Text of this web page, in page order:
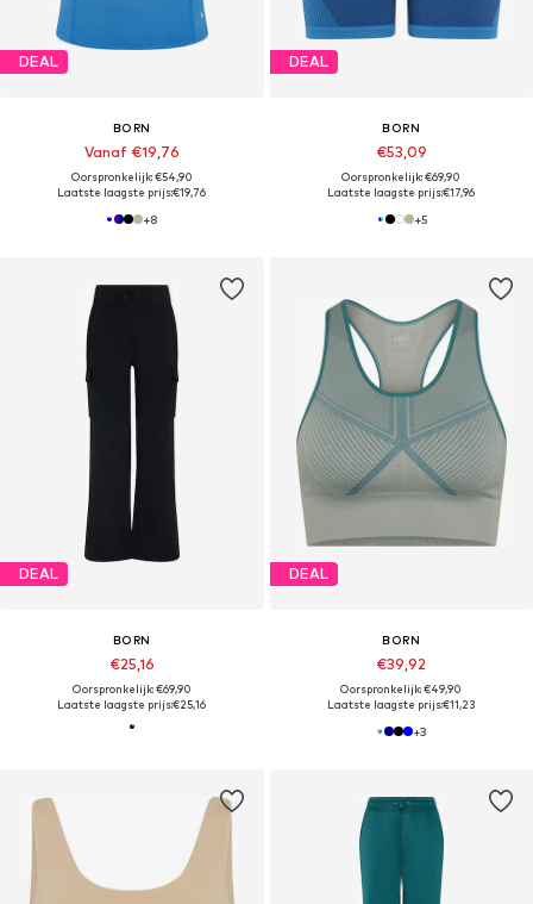
DEAL
BORN
Vanaf €19,76
Oorspronkelijk: €54,90
Laatste laagste prijs:€19,76
+8
DEAL
BORN
€53,09
Oorspronkelijk: €69,90
Laatste laagste prijs:€17,96
+5
DEAL
BORN
€25,16
Oorspronkelijk: €69,90
Laatste laagste prijs:€25,16
DEAL
BORN
€39,92
Oorspronkelijk: €49,90
Laatste laagste prijs:€11,23
+3